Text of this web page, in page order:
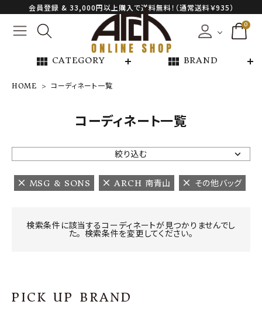
会員登録 & 33,000円以上購入で送料無料！（通常送料￥935）
0
view_module CATEGORY view_module BRAND
NEW ARRIVAL
ARCH EXCLUSIVE
BRAND
INFORMATION
HOME コーディネート一覧
コーディネート一覧
絞り込む
MSG & SONS ARCH 南青山 その他バッグ
検索条件に該当するコーディネートが見つかりませんでし
た。 検索条件を変更してください。
PICK UP BRAND